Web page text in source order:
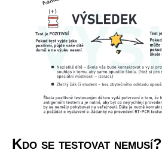
Kdo se testovat nemusí?